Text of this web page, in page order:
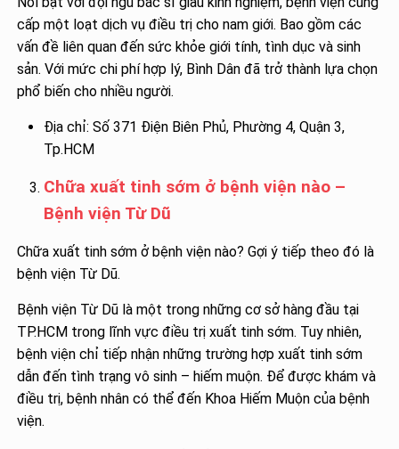
cấp một loạt dịch vụ điều trị cho nam giới. Bao gồm các
vấn đề liên quan đến sức khỏe giới tính, tình dục và sinh
sản. Với mức chi phí hợp lý, Bình Dân đã trở thành lựa chọn
phổ biến cho nhiều người.
Địa chỉ: Số 371 Điện Biên Phủ, Phường 4, Quận 3,
Tp.HCM
Chữa xuất tinh sớm ở bệnh viện nào –
Bệnh viện Từ Dũ
Chữa xuất tinh sớm ở bệnh viện nào? Gợi ý tiếp theo đó là
bệnh viện Từ Dũ.
Bệnh viện Từ Dũ là một trong những cơ sở hàng đầu tại
TP.HCM trong lĩnh vực điều trị xuất tinh sớm. Tuy nhiên,
bệnh viện chỉ tiếp nhận những trường hợp xuất tinh sớm
dẫn đến tình trạng vô sinh – hiếm muộn. Để được khám và
điều trị, bệnh nhân có thể đến Khoa Hiếm Muộn của bệnh
viện.